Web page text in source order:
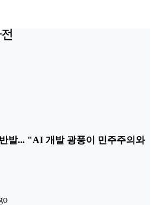
발... "AI 개발 광풍이 민주주의와